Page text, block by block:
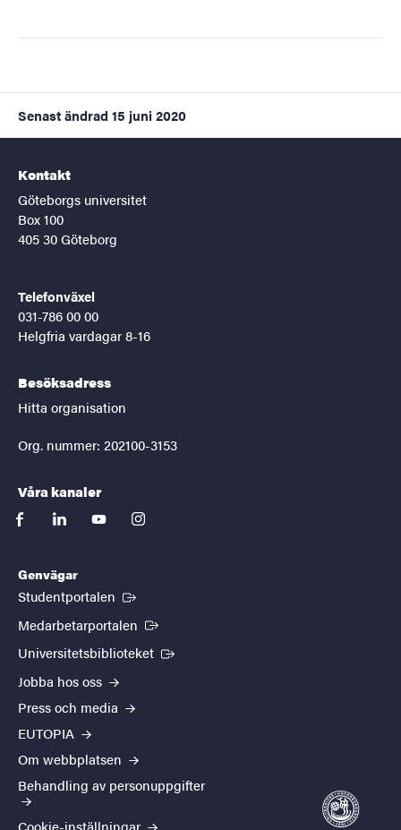
Senast ändrad 15 juni 2020
Kontakt
Göteborgs universitet
Box 100
405 30 Göteborg
Telefonväxel
031-786 00 00
Helgfria vardagar 8-16
Besöksadress
Hitta organisation
Org. nummer: 202100-3153
Våra kanaler
facebooklinkedinyoutubeinstagram
Genvägar
Studentportalen (Extern länk)
Medarbetarportalen (Extern länk)
Universitetsbiblioteket (Extern länk)
Jobba hos oss
Press och media
EUTOPIA
Om webbplatsen
Behandling av personuppgifter
Cookie-inställningar